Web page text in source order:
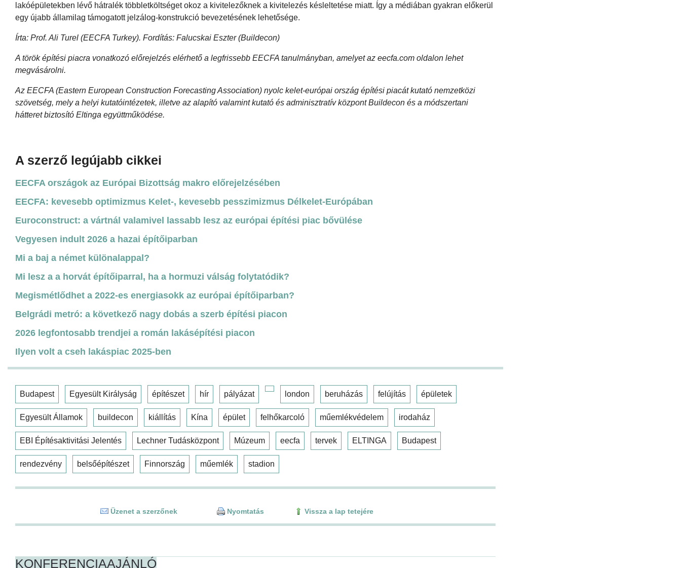
lakóépületekben lévő hátralék többletköltséget okoz a kivitelezőknek a kivitelezés késleltetése miatt. Így a médiában gyakran előkerül
egy újabb államilag támogatott jelzálog-konstrukció bevezetésének lehetősége.
Írta: Prof. Ali Turel (EECFA Turkey). Fordítás: Falucskai Eszter (Buildecon)
A török építési piacra vonatkozó előrejelzés elérhető a legfrissebb EECFA tanulmányban, amelyet az eecfa.com oldalon lehet
megvásárolni.
Az EECFA (Eastern European Construction Forecasting Association) nyolc kelet-európai ország építési piacát kutató nemzetközi
szövetség, mely a helyi kutatóintézetek, illetve az alapító valamint kutató és adminisztratív központ Buildecon és a módszertani
hátteret biztosító Eltinga együttműködése.
A szerző legújabb cikkei
EECFA országok az Európai Bizottság makro előrejelzésében
EECFA: kevesebb optimizmus Kelet-, kevesebb pesszimizmus Délkelet-Európában
Euroconstruct: a vártnál valamivel lassabb lesz az európai építési piac bővülése
Vegyesen indult 2026 a hazai építőiparban
Mi a baj a német különalappal?
Mi lesz a a horvát építőiparral, ha a hormuzi válság folytatódik?
Megismétlődhet a 2022-es energiasokk az európai építőiparban?
Belgrádi metró: a következő nagy dobás a szerb építési piacon
2026 legfontosabb trendjei a román lakásépítési piacon
Ilyen volt a cseh lakáspiac 2025-ben
Budapest Egyesült Királyság építészet hír pályázat london beruházás felújítás épületek
Egyesült Államok buildecon kiállítás Kína épület felhőkarcoló műemlékvédelem irodaház
EBI Építésaktivitási Jelentés Lechner Tudásközpont Múzeum eecfa tervek ELTINGA Budapest
rendezvény belsőépítészet Finnország műemlék stadion
Üzenet a szerzőnek Nyomtatás Vissza a lap tetejére
KONFERENCIAAJÁNLÓ